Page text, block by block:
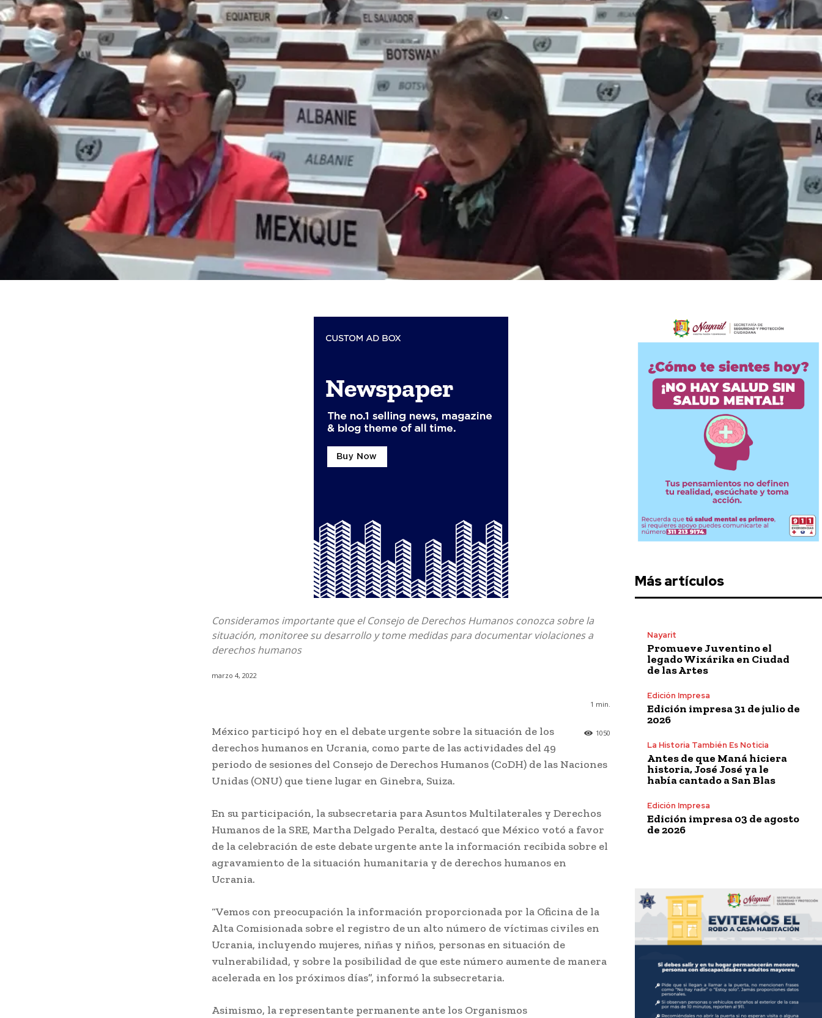
Consideramos importante que el Consejo de Derechos Humanos conozca sobre la
situación, monitoree su desarrollo y tome medidas para documentar violaciones a
derechos humanos
marzo 4, 2022
1 min.
1050
México participó hoy en el debate urgente sobre la situación de los
derechos humanos en Ucrania, como parte de las actividades del 49
periodo de sesiones del Consejo de Derechos Humanos (CoDH) de las Naciones
Unidas (ONU) que tiene lugar en Ginebra, Suiza.
En su participación, la subsecretaria para Asuntos Multilaterales y Derechos
Humanos de la SRE, Martha Delgado Peralta, destacó que México votó a favor
de la celebración de este debate urgente ante la información recibida sobre el
agravamiento de la situación humanitaria y de derechos humanos en
Ucrania.
“Vemos con preocupación la información proporcionada por la Oficina de la
Alta Comisionada sobre el registro de un alto número de víctimas civiles en
Ucrania, incluyendo mujeres, niñas y niños, personas en situación de
vulnerabilidad, y sobre la posibilidad de que este número aumente de manera
acelerada en los próximos días”, informó la subsecretaria.
Asimismo, la representante permanente ante los Organismos
Más artículos
Nayarit
Promueve Juventino el
legado Wixárika en Ciudad
de las Artes
Edición Impresa
Edición impresa 31 de julio de
2026
La Historia También Es Noticia
Antes de que Maná hiciera
historia, José José ya le
había cantado a San Blas
Edición Impresa
Edición impresa 03 de agosto
de 2026